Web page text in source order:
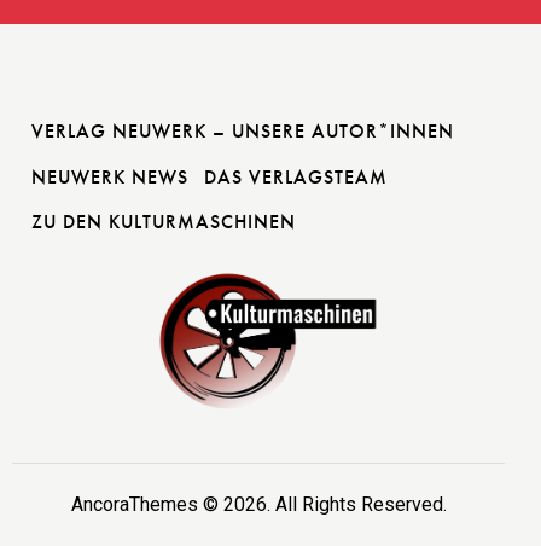
VERLAG NEUWERK – UNSERE AUTOR*INNEN
NEUWERK NEWS
DAS VERLAGSTEAM
ZU DEN KULTURMASCHINEN
AncoraThemes © 2026. All Rights Reserved.